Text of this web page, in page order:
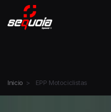
Inicio > EPP Motociclistas